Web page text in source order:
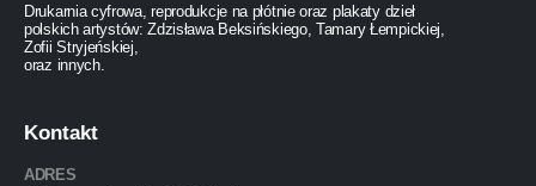
Drukarnia cyfrowa, reprodukcje na płótnie oraz plakaty dzieł
polskich artystów: Zdzisława Beksińskiego, Tamary Łempickiej,
Zofii Stryjeńskiej,
oraz innych.
Kontakt
ADRES